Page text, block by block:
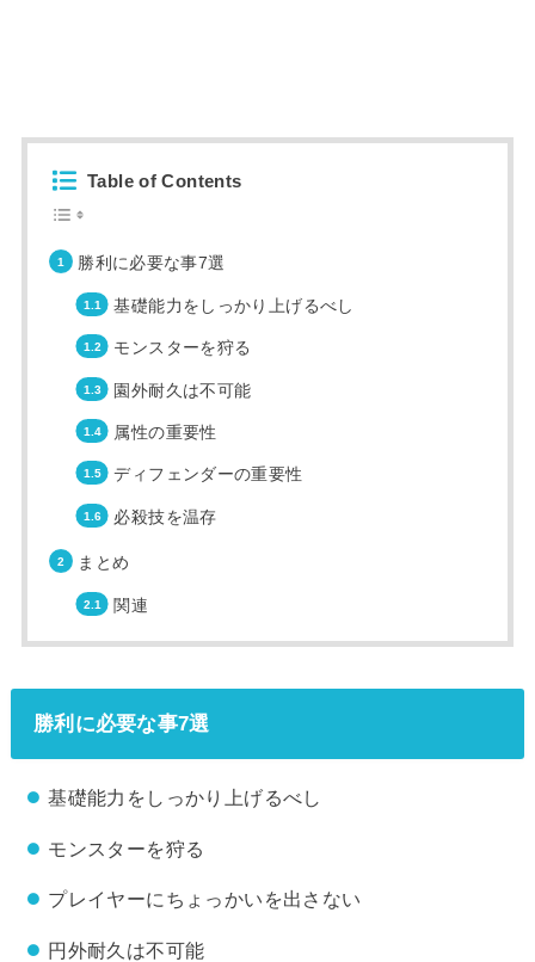
Table of Contents
勝利に必要な事7選
基礎能力をしっかり上げるべし
モンスターを狩る
園外耐久は不可能
属性の重要性
ディフェンダーの重要性
必殺技を温存
まとめ
関連
勝利に必要な事7選
基礎能力をしっかり上げるべし
モンスターを狩る
プレイヤーにちょっかいを出さない
円外耐久は不可能